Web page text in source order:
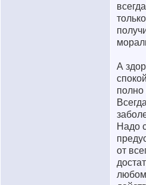
А
полно
Надо
от